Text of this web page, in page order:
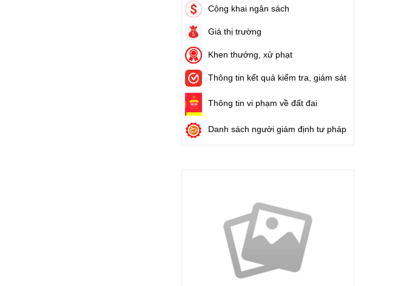
Công khai ngân sách
Giá thị trường
Khen thưởng, xử phạt
Thông tin kết quả kiểm tra, giám sát
Thông tin vi phạm về đất đai
Danh sách người giám định tư pháp